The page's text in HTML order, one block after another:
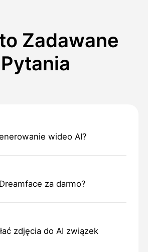
Zadawane
Pytania
wideo AI?
za darmo?
zdjęcia do AI związek